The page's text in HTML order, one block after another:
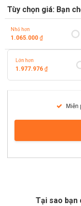
Tùy chọn giá: Bạn
Nhỏ hơn
1.065.000 ₫
Lớn hơn
1.977.976 ₫
Miễn
Tại sao bạn